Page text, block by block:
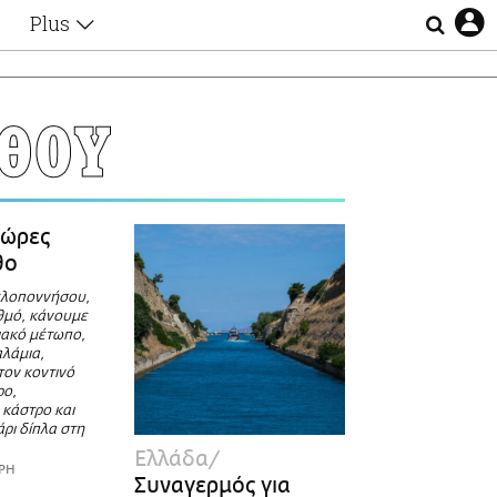
Plus
Αφιερώματα
Ζώδια
Οι Αθηναίοι
Lgbtqi+
Επιλογές
κάνουμε
μέτωπο,
κοντινό
και
δίπλα στη
Ελλάδα
Συναγερμός για